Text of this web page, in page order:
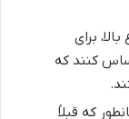
برای
کنند که
که قبلاً